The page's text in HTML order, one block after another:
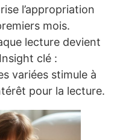
l’appropriation
mois.
lecture devient
clé :
variées stimule à
pour la lecture.